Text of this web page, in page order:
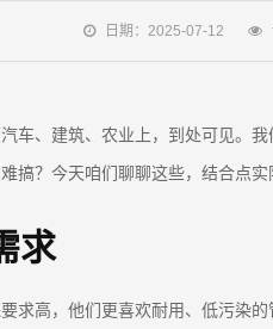
日期：2025-07-12
车、建筑、农业上，到处可见。
？今天咱们聊聊这些，结合点实
求
求高，他们更喜欢耐用、低污染